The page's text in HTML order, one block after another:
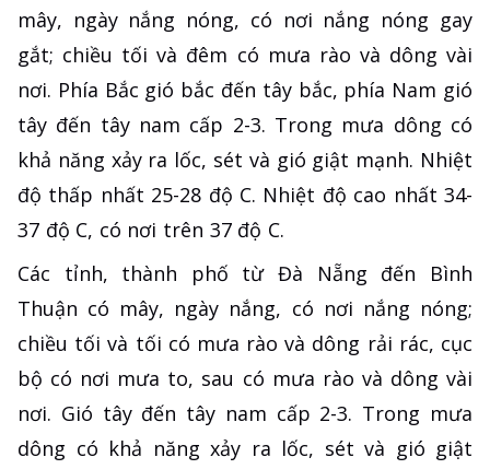
mây, ngày nắng nóng, có nơi nắng nóng gay
gắt; chiều tối và đêm có mưa rào và dông vài
nơi. Phía Bắc gió bắc đến tây bắc, phía Nam gió
tây đến tây nam cấp 2-3. Trong mưa dông có
khả năng xảy ra lốc, sét và gió giật mạnh. Nhiệt
độ thấp nhất 25-28 độ C. Nhiệt độ cao nhất 34-
37 độ C, có nơi trên 37 độ C.
Các tỉnh, thành phố từ Đà Nẵng đến Bình
Thuận có mây, ngày nắng, có nơi nắng nóng;
chiều tối và tối có mưa rào và dông rải rác, cục
bộ có nơi mưa to, sau có mưa rào và dông vài
nơi. Gió tây đến tây nam cấp 2-3. Trong mưa
dông có khả năng xảy ra lốc, sét và gió giật